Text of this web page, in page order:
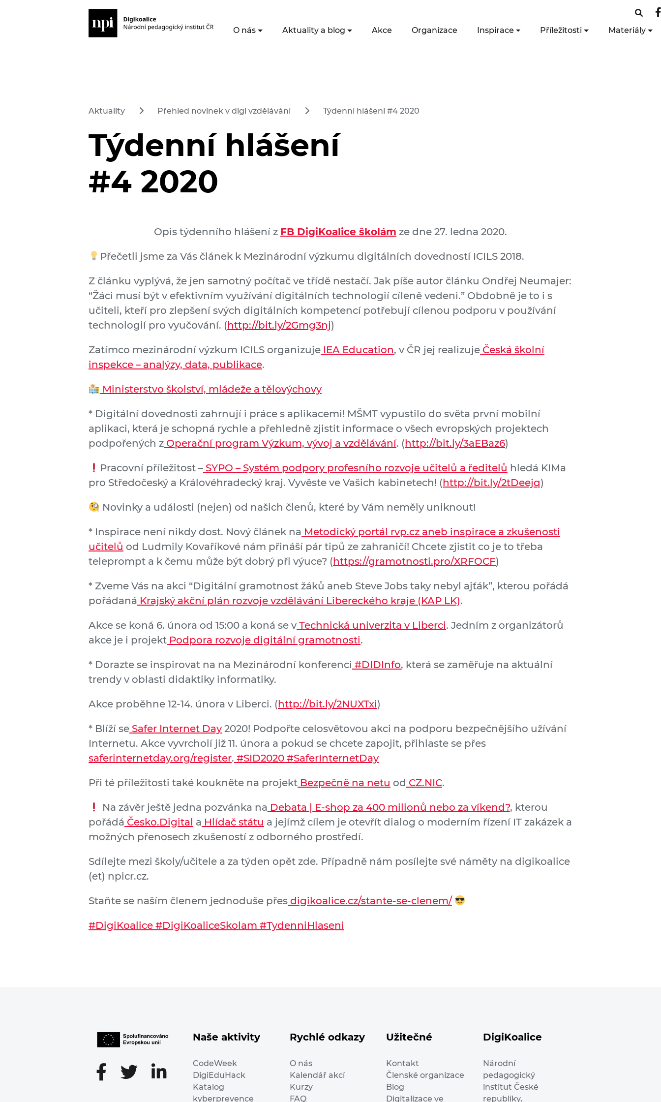
O nás Aktuality a blog Akce Organizace Inspirace Příležitosti Materiály
Aktuality Přehled novinek v digi vzdělávání Týdenní hlášení #4 2020
Týdenní hlášení
#4 2020
Opis týdenního hlášení z FB DigiKoalice školám ze dne 27. ledna 2020.
Přečetli jsme za Vás článek k Mezinárodní výzkumu digitálních dovedností ICILS 2018.
Z článku vyplývá, že jen samotný počítač ve třídě nestačí. Jak píše autor článku Ondřej Neumajer:
“Žáci musí být v efektivním využívání digitálních technologií cíleně vedeni.” Obdobně je to i s
učiteli, kteří pro zlepšení svých digitálních kompetencí potřebují cílenou podporu v používání
technologií pro vyučování. (http://bit.ly/2Gmg3nj)
Zatímco mezinárodní výzkum ICILS organizuje IEA Education, v ČR jej realizuje Česká školní
inspekce – analýzy, data, publikace.
Ministerstvo školství, mládeže a tělovýchovy
* Digitální dovednosti zahrnují i práce s aplikacemi! MŠMT vypustilo do světa první mobilní
aplikaci, která je schopná rychle a přehledně zjistit informace o všech evropských projektech
podpořených z Operační program Výzkum, vývoj a vzdělávání. (http://bit.ly/3aEBaz6)
Pracovní příležitost –SYPO – Systém podpory profesního rozvoje učitelů a ředitelů hledá KIMa
pro Středočeský a Královéhradecký kraj. Vyvěste ve Vašich kabinetech! (http://bit.ly/2tDeejq)
Novinky a události (nejen) od našich členů, které by Vám neměly uniknout!
* Inspirace není nikdy dost. Nový článek na Metodický portál rvp.cz aneb inspirace a zkušenosti
učitelů od Ludmily Kovaříkové nám přináší pár tipů ze zahraničí! Chcete zjistit co je to třeba
teleprompt a k čemu může být dobrý při výuce? (https://gramotnosti.pro/XRFOCF)
* Zveme Vás na akci “Digitální gramotnost žáků aneb Steve Jobs taky nebyl ajťák”, kterou pořádá
pořádaná Krajský akční plán rozvoje vzdělávání Libereckého kraje (KAP LK).
Akce se koná 6. února od 15:00 a koná se v Technická univerzita v Liberci. Jedním z organizátorů
akce je i projekt Podpora rozvoje digitální gramotnosti.
* Dorazte se inspirovat na na Mezinárodní konferenci #DIDInfo, která se zaměřuje na aktuální
trendy v oblasti didaktiky informatiky.
Akce proběhne 12-14. února v Liberci. (http://bit.ly/2NUXTxi)
* Blíží se Safer Internet Day 2020! Podpořte celosvětovou akci na podporu bezpečnějšího užívání
Internetu. Akce vyvrcholí již 11. února a pokud se chcete zapojit, přihlaste se přes
saferinternetday.org/register. #SID2020 #SaferInternetDay
Při té příležitosti také koukněte na projekt Bezpečně na netu od CZ.NIC.
Na závěr ještě jedna pozvánka na Debata | E-shop za 400 milionů nebo za víkend?, kterou
pořádá Česko.Digital a Hlídač státu a jejímž cílem je otevřít dialog o moderním řízení IT zakázek a
možných přenosech zkušeností z odborného prostředí.
Sdílejte mezi školy/učitele a za týden opět zde. Případně nám posílejte své náměty na digikoalice
(et) npicr.cz.
Staňte se naším členem jednoduše přes digikoalice.cz/stante-se-clenem/
#DigiKoalice #DigiKoaliceSkolam #TydenniHlaseni
Naše aktivity
CodeWeek
DigiEduHack
Katalog
kyberprevence
Rychlé odkazy
O nás
Kalendář akcí
Kurzy
FAQ
Užitečné
Kontakt
Členské organizace
Blog
Digitalizace ve
DigiKoalice
Národní
pedagogický
institut České
republiky,